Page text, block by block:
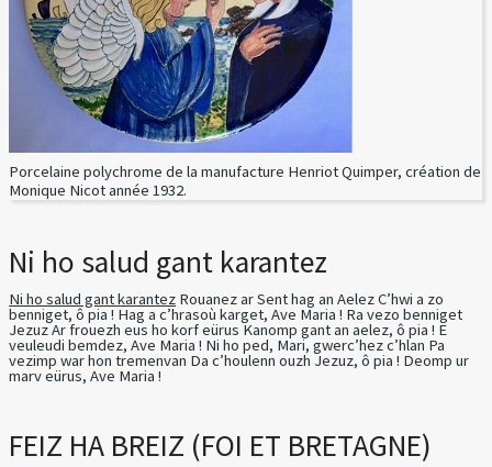
Porcelaine polychrome de la manufacture Henriot Quimper, création de
Monique Nicot année 1932.
Ni ho salud gant karantez
Ni ho salud gant karantez Rouanez ar Sent hag an Aelez C’hwi a zo
benniget, ô pia ! Hag a c’hrasoù karget, Ave Maria ! Ra vezo benniget
Jezuz Ar frouezh eus ho korf eürus Kanomp gant an aelez, ô pia ! E
veuleudi bemdez, Ave Maria ! Ni ho ped, Mari, gwerc’hez c’hlan Pa
vezimp war hon tremenvan Da c’houlenn ouzh Jezuz, ô pia ! Deomp ur
marv eürus, Ave Maria !
FEIZ HA BREIZ (FOI ET BRETAGNE)